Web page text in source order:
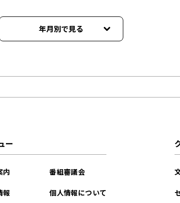
年月別で見る
2026年02月
2026年01月
ー
内
報
番組審議会
個人情報について